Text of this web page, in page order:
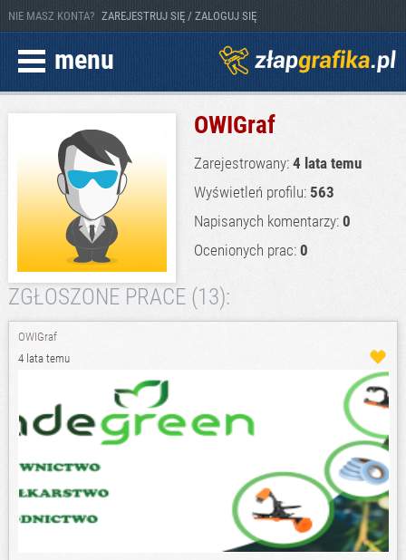
NIE MASZ KONTA? ZAREJESTRUJ SIĘ / ZALOGUJ SIĘ
menu
OWIGraf
Zarejestrowany: 4 lata temu
Wyświetleń profilu: 563
Napisanych komentarzy: 0
Ocenionych prac: 0
ZGŁOSZONE PRACE (13):
OWIGraf
4 lata temu